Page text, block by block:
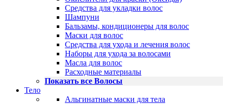
Средства для укладки волос
Шампуни
Бальзамы, кондиционеры для волос
Маски для волос
Средства для ухода и лечения волос
Наборы для ухода за волосами
Масла для волос
Расходные материалы
Показать все Волосы
Тело
Альгинатные маски для тела